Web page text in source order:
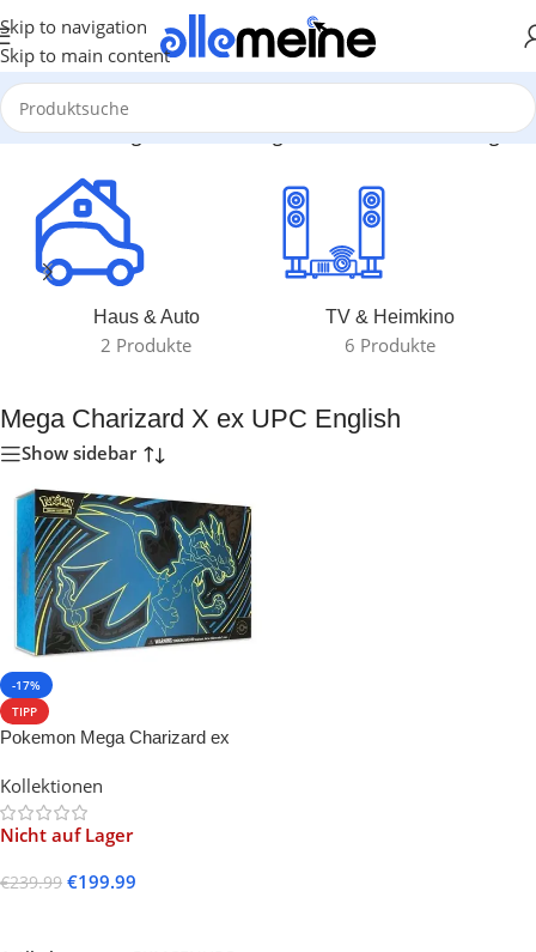
Skip to navigation
Skip to main content
verschlagwortet mit „Mega Charizard X ex UPC English“
Haus & Auto
2 Produkte
TV & Heimkino
6 Produkte
Mega Charizard X ex UPC English
Show sidebar
-17%
TIPP
Pokemon Mega Charizard ex
Kollektionen
Nicht auf Lager
€239.99 €199.99